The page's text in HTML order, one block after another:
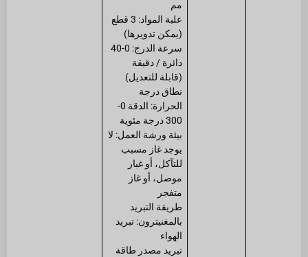
مم
علبة المواد: 3 قطع
(يمكن تدويرها)
سرعة الدرج: 0-40
دائرة / دقيقة
(قابلة للتعديل)
نطاق درجة
الحرارة: الدقة 0-
300 درجة مئوية
بيئة ورشة العمل: لا
يوجد غاز مسبب
للتآكل، أو غبار
موصل، أو غاز
متفجر
طريقة التبريد
بالمغنيترون: تبريد
الهواء
تبريد مصدر طاقة